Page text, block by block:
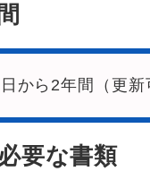
から2年間（更新
要な書類